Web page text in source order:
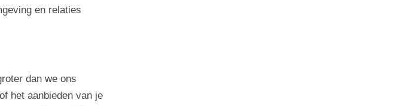
en relaties
dan we ons
het aanbieden van je